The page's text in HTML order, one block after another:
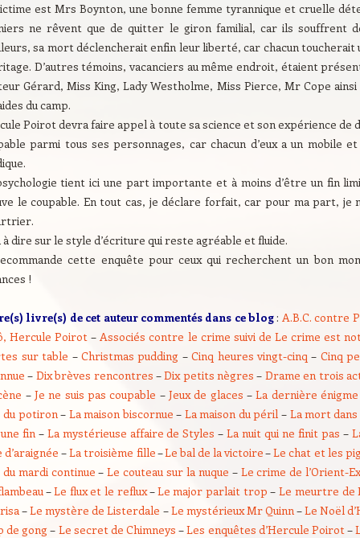
est Mrs Boynton, une bonne femme tyrannique et cruelle
ne rêvent que de quitter le giron familial, car ils souffrent
sa mort déclencherait enfin leur liberté, car chacun
D’autres témoins, vacanciers au même endroit, étaient
Gérard, Miss King, Lady Westholme, Miss Pierce, Mr Cope
du camp.
Poirot devra faire appel à toute sa science et son expérience
parmi tous ses personnages, car chacun d’eux a un mobile
tient ici une part importante et à moins d’être un fin
le coupable. En tout cas, je déclare forfait, car pour ma part, je
à dire sur le style d’écriture qui reste agréable et fluide.
cette enquête pour ceux qui recherchent un bon
!
livre(s) de cet auteur commentés dans ce blog: A.B.C. contre
Hercule Poirot –Associés contre le crime suivi de Le crime est
sur table –Christmas pudding –Cinq heures vingt-cinq – Cinq
– Dix brèves rencontres –Dix petits nègres – Drame en trois
– Je ne suis pas coupable – Jeux de glaces –La dernière énigme
du potiron– La maison biscornue – La maison du péril – La mort
fin– La mystérieuse affaire de Styles –La nuit qui ne finit pas –
–La troisième fille–Le bal de la victoire–Le chat et les
du mardi continue –Le couteau sur la nuque – Le crime de l’Orient-
–Le flux et le reflux–Le major parlait trop –Le meurtre de
–Le mystère de Listerdale –Le mystérieux Mr Quinn–Le Noël
de gong – Le secret de Chimneys –Les enquêtes d’Hercule Poirot–